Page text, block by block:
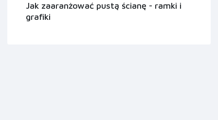
Jak zaaranżować pustą ścianę - ramki i
grafiki